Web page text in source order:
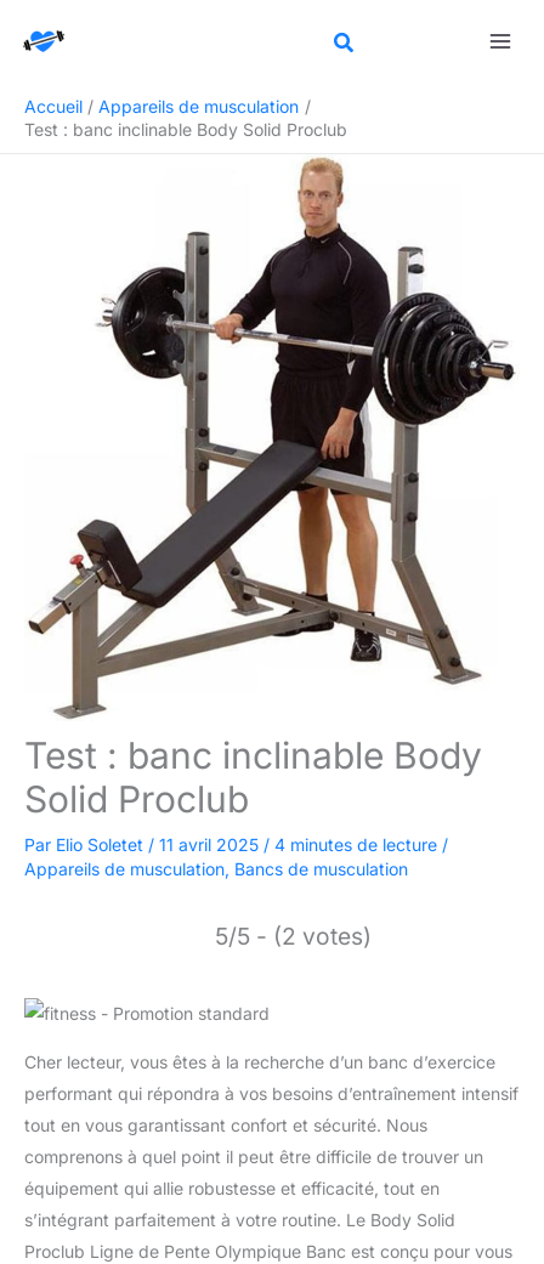
Accueil
Appareils de musculation
Test : banc inclinable Body Solid Proclub
Test : banc inclinable Body
Solid Proclub
Par Elio Soletet / 11 avril 2025 / 4 minutes de lecture /
Appareils de musculation, Bancs de musculation
5/5 - (2 votes)
Cher lecteur, vous êtes à la recherche d’un banc d’exercice
performant qui répondra à vos besoins d’entraînement intensif
tout en vous garantissant confort et sécurité. Nous
comprenons à quel point il peut être difficile de trouver un
équipement qui allie robustesse et efficacité, tout en
s’intégrant parfaitement à votre routine. Le Body Solid
Proclub Ligne de Pente Olympique Banc est conçu pour vous